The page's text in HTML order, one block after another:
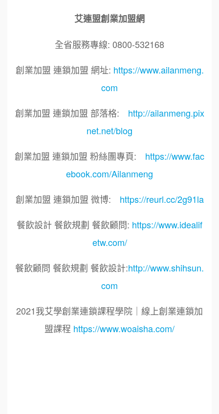
艾連盟創業加盟網
全省服務專線: 0800-532168
創業加盟 連鎖加盟 網址: https://www.ailanmeng.
com
創業加盟 連鎖加盟 部落格: http://ailanmeng.pix
net.net/blog
創業加盟 連鎖加盟 粉絲團專頁: https://www.fac
ebook.com/Ailanmeng
創業加盟 連鎖加盟 微博: https://reurl.cc/2g91la
餐飲設計 餐飲規劃 餐飲顧問: https://www.idealif
etw.com/
餐飲顧問 餐飲規劃 餐飲設計:http://www.shihsun.
com
2021我艾學創業連鎖課程學院｜線上創業連鎖加
盟課程 https://www.woaisha.com/